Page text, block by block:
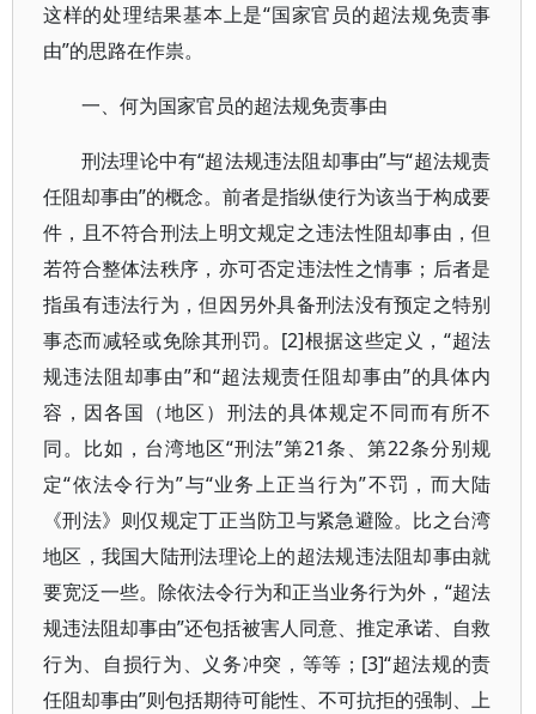
这样的处理结果基本上是“国家官员的超法规免责事
由”的思路在作祟。
一、何为国家官员的超法规免责事由
刑法理论中有“超法规违法阻却事由”与“超法规责
任阻却事由”的概念。前者是指纵使行为该当于构成要
件，且不符合刑法上明文规定之违法性阻却事由，但
若符合整体法秩序，亦可否定违法性之情事；后者是
指虽有违法行为，但因另外具备刑法没有预定之特别
事态而减轻或免除其刑罚。[2]根据这些定义，“超法
规违法阻却事由”和“超法规责任阻却事由”的具体内
容，因各国（地区）刑法的具体规定不同而有所不
同。比如，台湾地区“刑法”第21条、第22条分别规
定“依法令行为”与“业务上正当行为”不罚，而大陆
《刑法》则仅规定丁正当防卫与紧急避险。比之台湾
地区，我国大陆刑法理论上的超法规违法阻却事由就
要宽泛一些。除依法令行为和正当业务行为外，“超法
规违法阻却事由”还包括被害人同意、推定承诺、自救
行为、自损行为、义务冲突，等等；[3]“超法规的责
任阻却事由”则包括期待可能性、不可抗拒的强制、上